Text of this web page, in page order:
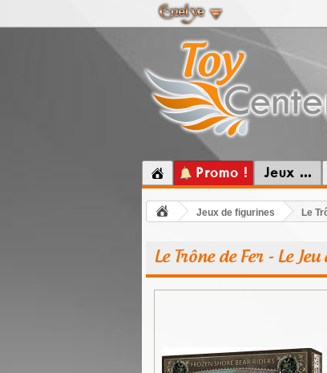
Promo ! Jeux ...
Jeux de figurines Le
Le Trône de Fer - Le